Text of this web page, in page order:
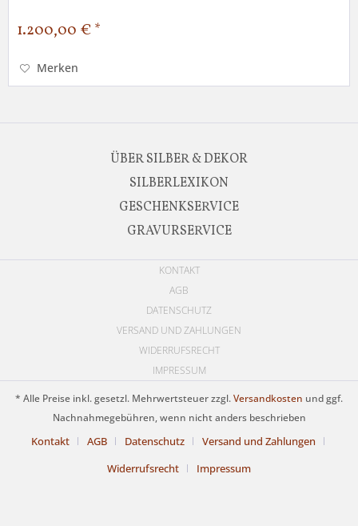
1.200,00 € *
Merken
ÜBER SILBER & DEKOR
SILBERLEXIKON
GESCHENKSERVICE
GRAVURSERVICE
KONTAKT
AGB
DATENSCHUTZ
VERSAND UND ZAHLUNGEN
WIDERRUFSRECHT
IMPRESSUM
* Alle Preise inkl. gesetzl. Mehrwertsteuer zzgl.Versandkosten und ggf.
Nachnahmegebühren, wenn nicht anders beschrieben
Kontakt AGB Datenschutz
Versand und Zahlungen
Widerrufsrecht
Impressum